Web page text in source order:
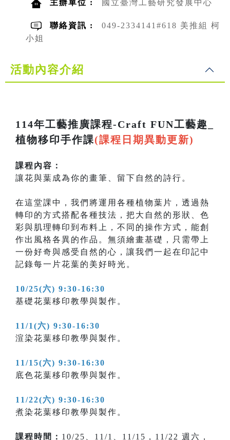
主辦單位 : 國立臺灣工藝研究發展中心
聯絡資訊 :
049-2334141#618 美推組 柯
小姐
活動內容介紹
114年工藝推廣課程-Craft FUN工藝趣_
植物移印手作課(課程日期異動更新)
課程內容：
讓花與葉成為你的畫筆、留下自然的詩行。
在這堂課中，我們將運用各種植物葉片，透過熱
轉印的方式搭配各種技法，把大自然的形狀、色
彩與肌理轉印到布料上，不同的操作方式，能創
作出風格各異的作品。無須繪畫基礎，只需帶上
一份好奇與感受自然的心，讓我們一起在印記中
記錄每一片花葉的美好時光。
10/25(六) 9:30-16:30
基礎花葉移印教學與製作。
11/1(六) 9:30-16:30
渲染花葉移印教學與製作。
11/15(六) 9:30-16:30
底色花葉移印教學與製作。
11/22(六) 9:30-16:30
煮染花葉移印教學與製作。
課程時間： 10/25、11/1、11/15，11/22 週六，